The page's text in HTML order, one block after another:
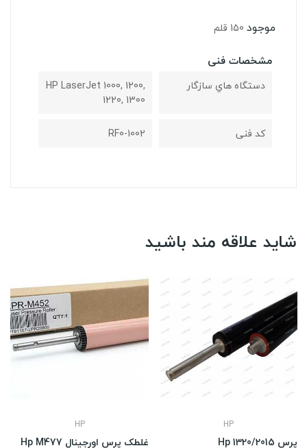
موجود 150 قلم
مشخصات فنی
دستگاه هاي سازگار
HP LaserJet 1000, 1200,
1220, 1300
کد فنی
RF0-1002
شاید علاقه مند باشید
HP
غلطک پرس اورجینال Hp M477
HP
پرس Hp 1320/2015